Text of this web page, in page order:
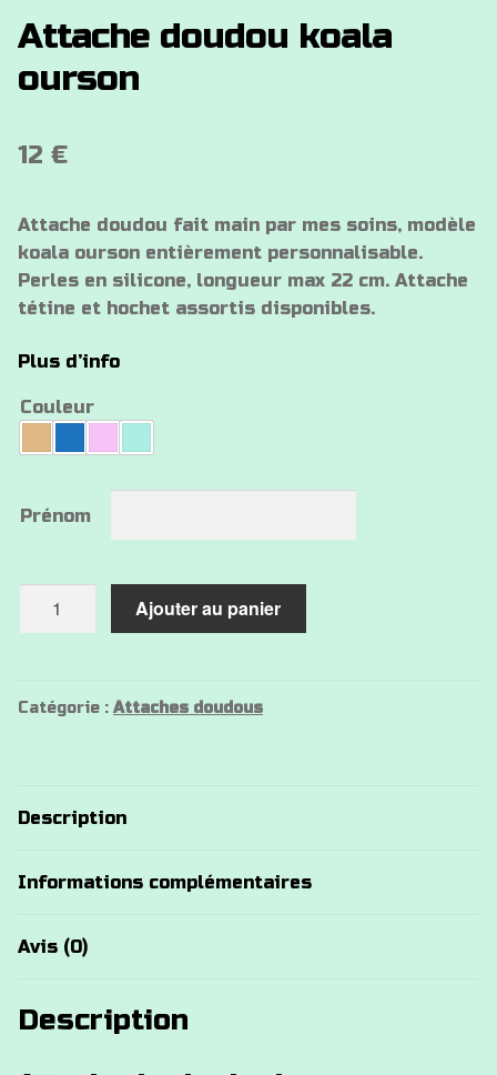
Attache doudou koala
ourson
12 €
Attache doudou fait main par mes soins, modèle
koala ourson entièrement personnalisable.
Perles en silicone, longueur max 22 cm. Attache
tétine et hochet assortis disponibles.
Plus d’info
Couleur
Prénom
koala
Ajouter au panier
Catégorie : Attaches doudous
Description
Informations complémentaires
Avis (0)
Description